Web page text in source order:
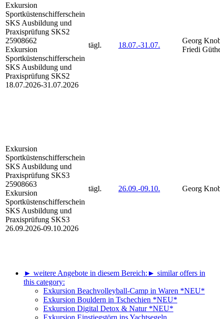
Exkursion
Sportküstenschifferschein
SKS Ausbildung und
Praxisprüfung SKS2
25908662
Exkursion
Sportküstenschifferschein
SKS Ausbildung und
Praxisprüfung SKS2
18.07.2026-31.07.2026
tägl. 18.07.-31.07.
Georg
Friedi
Exkursion
Sportküstenschifferschein
SKS Ausbildung und
Praxisprüfung SKS3
25908663
Exkursion
Sportküstenschifferschein
SKS Ausbildung und
Praxisprüfung SKS3
26.09.2026-09.10.2026
tägl. 26.09.-09.10. Georg
► weitere Angebote in diesem Bereich: ► similar offers in
this category:
Exkursion Beachvolleyball-Camp in Waren *NEU*
Exkursion Bouldern in Tschechien *NEU*
Exkursion Digital Detox & Natur *NEU*
Exkursion Einstiegstörn ins Yachtsegeln